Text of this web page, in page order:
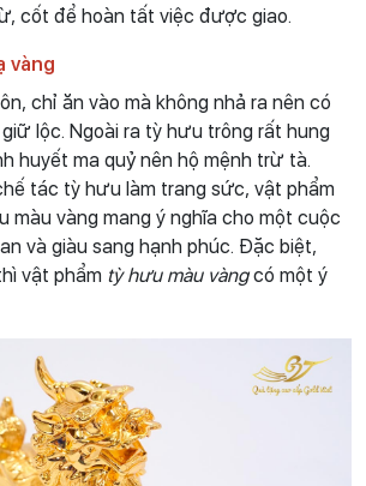
cốt để hoàn tất việc được giao.
vàng
chỉ ăn vào mà không nhả ra nên có
lộc. Ngoài ra tỳ hưu trông rất hung
huyết ma quỷ nên hộ mệnh trừ tà.
tác tỳ hưu làm trang sức, vật phẩm
màu vàng mang ý nghĩa cho một cuộc
và giàu sang hạnh phúc. Đặc biệt,
vật phẩm tỳ hưu màu vàngcó một ý